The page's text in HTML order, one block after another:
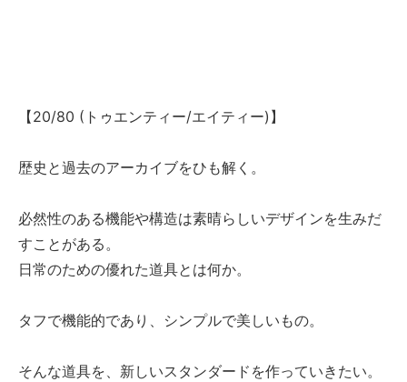
【20/80 (トゥエンティー/エイティー)】
歴史と過去のアーカイブをひも解く。
必然性のある機能や構造は素晴らしいデザインを生みだ
すことがある。
日常のための優れた道具とは何か。
タフで機能的であり、シンプルで美しいもの。
そんな道具を、新しいスタンダードを作っていきたい。